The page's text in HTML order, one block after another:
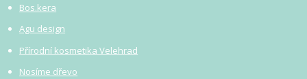
Bos.kera
Agu design
Přírodní kosmetika Velehrad
Nosíme dřevo